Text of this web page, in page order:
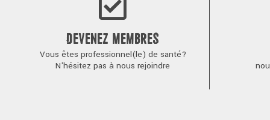
DEVENEZ MEMBRES
Vous êtes professionnel(le) de santé?
N'hésitez pas à nous rejoindre